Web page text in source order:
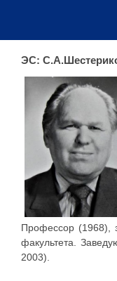
ЭС:
Профессор (1968),
факультета.
2003).